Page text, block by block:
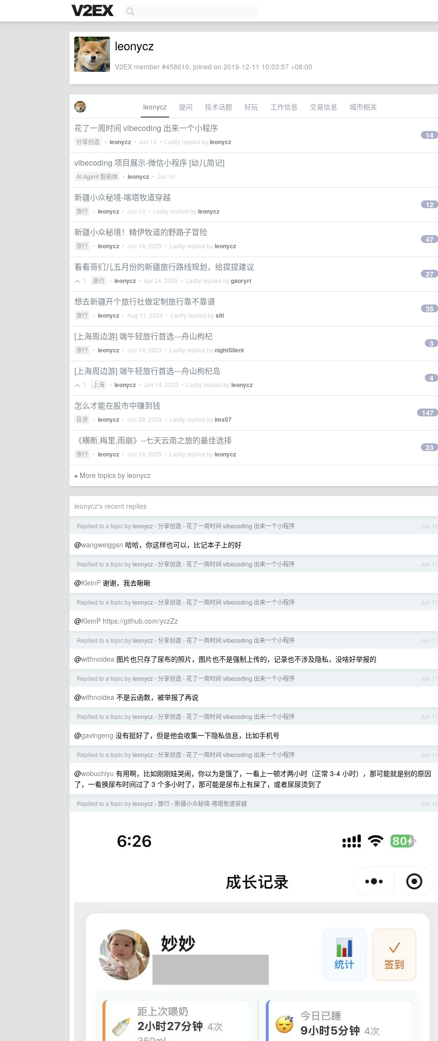
leonycz
V2EX member #458610, joined on 2019-12-11 10:03:57 +08:00
leonycz 提问 技术话题 好玩 工作信息 交易信息 城市相关
花了一周时间 vibecoding 出来一个小程序
分享创造 • leonycz • Jun 12 • Lastly replied byleonycz
14
vibecoding 项目展示-微信小程序 [幼儿简记]
AI Agent 智能体 • leonycz • Jun 10
新疆小众秘境-喀塔牧道穿越
旅行 • leonycz • Jun 10 • Lastly replied byleonycz
12
新疆小众秘境！精伊牧道的野路子冒险
旅行 • leonycz • Jun 18, 2025 • Lastly replied byleonycz
47
看看哥们儿五月份的新疆旅行路线规划，给提提建议
1 旅行 • leonycz • Apr 24, 2025 • Lastly replied bygaoryrt
27
想去新疆开个旅行社做定制旅行靠不靠谱
旅行 • leonycz • Aug 11, 2024 • Lastly replied bysiti
35
[上海周边游] 端午轻旅行首选---舟山枸杞
旅行 • leonycz • Jun 19, 2023 • Lastly replied bynightSlient
3
[上海周边游] 端午轻旅行首选---舟山枸杞岛
1 上海 • leonycz • Jun 14, 2023 • Lastly replied byleonycz
4
怎么才能在股市中赚到钱
投资 • leonycz • Jun 29, 2023 • Lastly replied bylmx07
147
《横断,梅里,雨崩》--七天云南之旅的最佳选择
旅行 • leonycz • Jun 13, 2025 • Lastly replied byleonycz
23
» More topics by leonycz
leonycz's recent replies
Jun 12
Replied to a topic by leonycz › 分享创造 › 花了一周时间 vibecoding 出来一个小程序
@wangweiggsn 哈哈，你这样也可以，比记本子上的好
Jun 11
Replied to a topic by leonycz › 分享创造 › 花了一周时间 vibecoding 出来一个小程序
@KleinP 谢谢，我去瞅瞅
Jun 11
Replied to a topic by leonycz › 分享创造 › 花了一周时间 vibecoding 出来一个小程序
@KleinP https://github.com/yczZz
Jun 11
Replied to a topic by leonycz › 分享创造 › 花了一周时间 vibecoding 出来一个小程序
@withnoidea 图片也只存了尿布的照片，图片也不是强制上传的，记录也不涉及隐私，没啥好举报的
Jun 11
Replied to a topic by leonycz › 分享创造 › 花了一周时间 vibecoding 出来一个小程序
@withnoidea 不是云函数，被举报了再说
Jun 11
Replied to a topic by leonycz › 分享创造 › 花了一周时间 vibecoding 出来一个小程序
@gavingeng 没有挺好了，但是他会收集一下隐私信息，比如手机号
Jun 11
Replied to a topic by leonycz › 分享创造 › 花了一周时间 vibecoding 出来一个小程序
@wobuchiyu 有用啊，比如刚刚娃哭闹，你以为是饿了，一看上一顿才两小时（正常 3-4 小时），那可能就是别的原因
了，一看换尿布时间过了 3 个多小时了，那可能是尿布上有屎了，或者尿尿烫到了
Jun 10
Replied to a topic by leonycz › 旅行 › 新疆小众秘境-喀塔牧道穿越